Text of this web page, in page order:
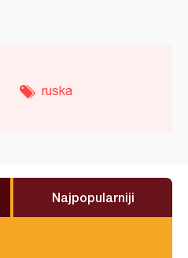
ruska
Najpopularniji